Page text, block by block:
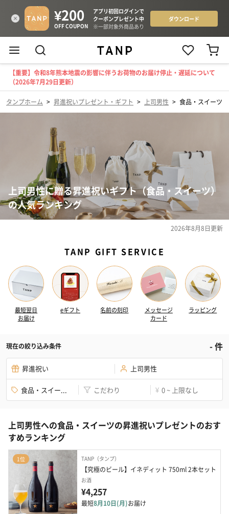
【重要】令和8年熊本地震の影響に伴うお荷物のお届け停止・遅延について
（2026年7月29日更新）
タンプホーム > 昇進祝いプレゼント・ギフト > 上司男性 > 食品・スイーツ
上司男性に贈る昇進祝いギフト（食品・スイーツ）
の人気ランキング
2026年8月8日更新
TANP GIFT SERVICE
最短翌日
お届け
eギフト 名前の刻印
メッセージ
カード
ラッピング
現在の絞り込み条件 -件
昇進祝い 上司男性
食品・スイー... こだわり ¥ 0 ~ 上限なし
上司男性への食品・スイーツの昇進祝いプレゼントのおす
すめランキング
1位 TANP（タンプ）
【究極のビール】イネディット 750ml 2本セット
お酒
¥4,257
最短8月10日(月)お届け